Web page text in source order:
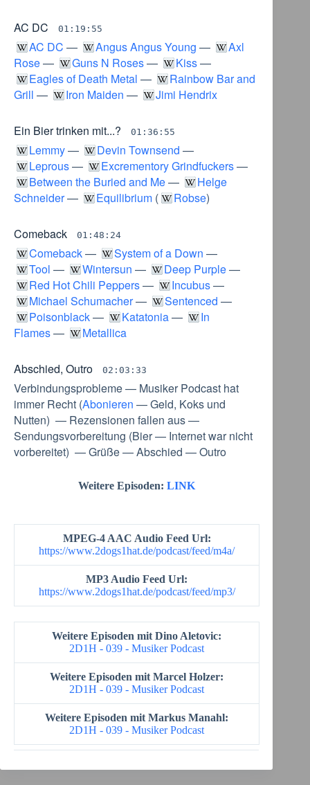
AC DC 01:19:55
AC DC — Angus Angus Young —
Axl
Rose— Guns N Roses— Kiss—
Eagles of Death Metal —
Rainbow Bar and
Grill — Iron Maiden — Jimi Hendrix
Ein Bier trinken mit...? 01:36:55
Lemmy— Devin Townsend —
Leprous— Excrementory Grindfuckers—
Between the Buried and Me—
Helge
Schneider— Equilibrium ( Robse)
Comeback 01:48:24
Comeback— System of a Down —
Tool — Wintersun — Deep Purple—
Red Hot Chili Peppers— Incubus—
Michael Schumacher— Sentenced —
Poisonblack— Katatonia—
In
Flames— Metallica
Abschied, Outro 02:03:33
Verbindungsprobleme— Musiker Podcast hat
immer Recht (Abonieren —Geld, Koks und
Nutten) — Rezensionen fallen aus—
Sendungsvorbereitung (Bier— Internet war nicht
vorbereitet) —Grüße—Abschied —Outro
Weitere Episoden: LINK
MPEG-4 AAC Audio Feed Url:
https://www.2dogs1hat.de/podcast/feed/m4a/
MP3 Audio Feed Url:
https://www.2dogs1hat.de/podcast/feed/mp3/
Weitere Episoden mit Dino Aletovic:
2D1H - 039 - Musiker Podcast
Weitere Episoden mit Marcel Holzer:
2D1H - 039 - Musiker Podcast
Weitere Episoden mit Markus Manahl:
2D1H - 039 - Musiker Podcast